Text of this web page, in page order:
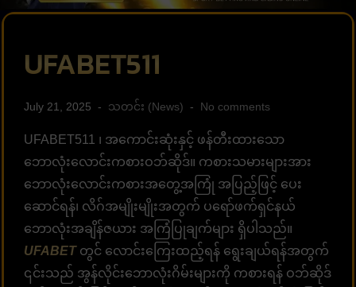
UFABET511
July 21, 2025 သတင်း (News) No comments
UFABET511 ၊ အကောင်းဆုံးနှင့် ဖန်တီးထားသော
ဘောလုံးလောင်းကစားဝဘ်ဆိုဒ်။ ကစားသမားများအား
ဘောလုံးလောင်းကစားအတွေ့အကြုံ အပြည့်ဖြင့် ပေး
ဆောင်ရန်၊ လိဂ်အမျိုးမျိုးအတွက် ပရော်ဖက်ရှင်နယ်
ဘောလုံးအချိန်ဇယား အကြံပြုချက်များ ရှိပါသည်။
UFABETတွင် လောင်းကြေးထည့်ရန် ရွေးချယ်ရန်အတွက်
၎င်းသည် အွန်လိုင်းဘောလုံးဂိမ်းများကို ကစားရန် ဝဘ်ဆိုဒ်